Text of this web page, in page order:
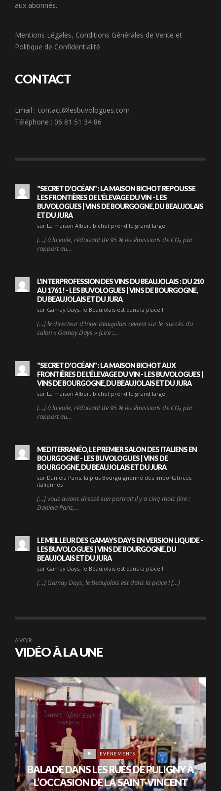
aux abonnés.
Mentions Légales, Conditions Générales de Vente et
Politique de Confidentialité
CONTACT
Email : contact@lesbuvologues.com
Téléphone : 06 81 51 34 86
"SECRET D'OCÉAN" : LA MAISON BICHOT REPOUSSE
LES FRONTIÈRES DE L'ÉLEVAGE DU VIN - LES
BUVOLOGUES | VINS DE BOURGOGNE, DU BEAUJOLAIS
ET DU JURA
sur La maison Albert bichot prend le grand large!
[…] à la voile, réduisant de 95 % les émissions de CO₂ par
rapport au…
L'INTERPROFESSION DES VINS DU BEAUJOLAIS : DU 210
AU 1761 ! - LES BUVOLOGUES | VINS DE BOURGOGNE,
DU BEAUJOLAIS ET DU JURA
sur Gamay Days, le Beaujolais est dans la place !
[…] le directeur d’Inter Beaujolais revient sur le succès du
salon « Gamay Days » (Lire :…
"SECRET D'OCÉAN" : LA MAISON BICHOT AUX
FRONTIÈRES DE L'ÉLEVAGE DU VIN - LES BUVOLOGUES |
VINS DE BOURGOGNE, DU BEAUJOLAIS ET DU JURA
sur La maison Albert bichot prend le grand large!
[…] à la voile, réduisant de 95 % les émissions de CO₂ par
rapport au…
MEDITERRANÉO, LE PREMIER SALON DES ITALIENS EN
BOURGOGNE - LES BUVOLOGUES | VINS DE
BOURGOGNE, DU BEAUJOLAIS ET DU JURA
sur Daniela Paris, la plus Bourguignonne des importatrices
italiennes
[…] vous avions dressé son portrait il y a cinq mois (lire :
Daniela Paris,…
LE MEILLEUR DES GAMAYS DAYS EN VERSION LIQUIDE -
LES BUVOLOGUES | VINS DE BOURGOGNE, DU
BEAUJOLAIS ET DU JURA
sur Gamay Days, le Beaujolais est dans la place !
[…] Gamay Days, le Beaujolais est dans la place ! […]
A VOIR
VIDÉO À LA UNE
EVÉNEMENTS
BALADE DANS LES RUES DE PULIGNY À
L’OCCASION DE LA SAINT-VINCENT